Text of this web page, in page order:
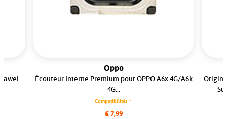
Oppo
Écouteur Interne Premium pour OPPO A6x 4G/A6k
4G...
Compatibilités
€ 7,99